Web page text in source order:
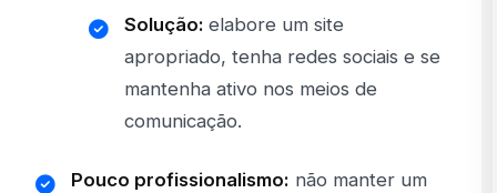
Solução: elabore um site
apropriado, tenha redes sociais e se
mantenha ativo nos meios de
comunicação.
Pouco profissionalismo: não manter um